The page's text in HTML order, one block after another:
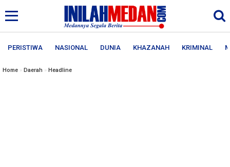
PERISTIWA NASIONAL DUNIA KHAZANAH KRIMINAL
Home » Daerah » Headline